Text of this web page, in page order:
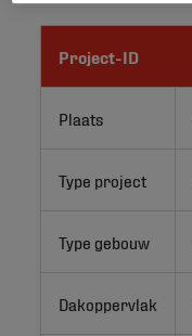
Project-ID
Plaats
Type project
Type gebouw
Dakoppervlak